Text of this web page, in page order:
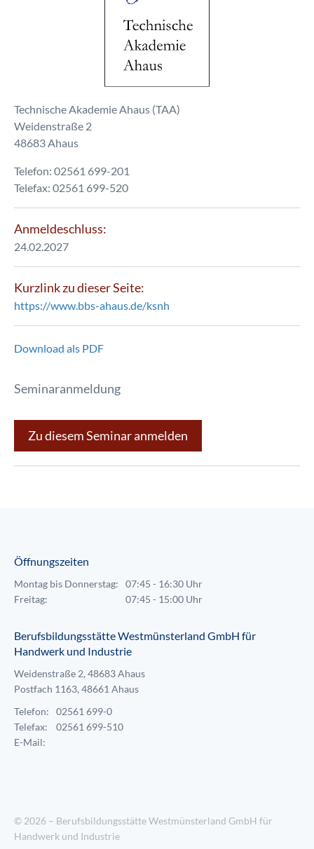
Technische Akademie Ahaus (TAA)
Weidenstraße 2
48683 Ahaus
Telefon: 02561 699-201
Telefax: 02561 699-520
Anmeldeschluss:
24.02.2027
Kurzlink zu dieser Seite:
https://www.bbs-ahaus.de/ksnh
Download als PDF
Seminaranmeldung
Zu diesem Seminar anmelden
Öffnungszeiten
Montag bis Donnerstag:
07:45 - 16:30 Uhr
Freitag:
07:45 - 15:00 Uhr
Berufsbildungsstätte Westmünsterland GmbH für
Handwerk und Industrie
Weidenstraße 2, 48683 Ahaus
Postfach 1163, 48661 Ahaus
Telefon:
02561 699-0
Telefax:
02561 699-510
E-Mail:
© 2026 – Berufsbildungsstätte Westmünsterland GmbH für
Handwerk und Industrie